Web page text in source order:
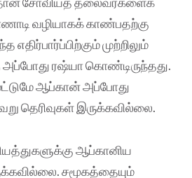
வழியாகக் காண்பதற்கு
முற்றிலும்
ரஷ்யா கொண்டிருந்தது.
ஆப்கான் அப்போது
தெரிவுகள் இருக்கவில்லை.
ஆப்கானிய
சமூகத்தையும்